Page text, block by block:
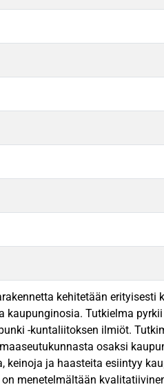
kehitetään erityisesti
Tutkielma
-kuntaliitoksen ilmiöt.
osaksi
ja haasteita esiintyy
menetelmältään